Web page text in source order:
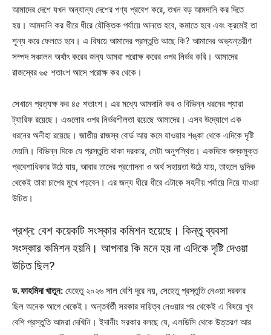
আমাদের দেশে যখন অন্যান্য দেশের পণ্য প্রবেশ করে, তখন বড় আমদানি কর দিতে
হয়। আমদানি কর ধীরে ধীরে যৌক্তিক পর্যায়ে আনতে হবে, কমাতে হবে এবং ক্রমেই তা
শূন্য করে ফেলতে হবে। এ বিষয়ে আমাদের প্রস্তুতি আছে কি? আমাদের অভ্যন্তরীণ
সম্পদ সঞ্চালন অর্থাৎ করের জন্য আমরা পরোক্ষ করের ওপর নির্ভর করি। আমাদের
রাজস্বের ৬৫ শতাংশ আসে পরোক্ষ কর থেকে।
সেখানে প্রত্যক্ষ কর ৪৫ শতাংশ। এর মধ্যে আমদানি কর ও বিভিন্ন ধরনের প্যারা
ট্যারিফ রয়েছে। এগুলোর ওপর নির্ভরশীলতা রয়েছে আমাদের। এসব উদ্যোগে এক
ধরনের অনীহা রয়েছে। জাতীয় রাজস্ব বোর্ড আয় কমে যাওয়ার শঙ্কা থেকে এদিকে দৃষ্টি
দেয়নি। বিভিন্ন দিকে যে প্রস্তুতি থাকা দরকার, সেটা অনুপস্থিত। একদিকে শুল্কমুক্ত
প্রবেশাধিকার উঠে যায়, আবার তাদের প্রণোদনা ও অর্থ সহায়তা উঠে যায়, তাহলে দুদিক
থেকেই তারা চাপের মুখে পড়বেন। এর জন্য ধীরে ধীরে এটাকে সহনীয় পর্যায়ে নিয়ে যাওয়া
উচিত।
প্রশ্ন: বেশ কয়েকটি সংস্কার কমিশন হয়েছে। কিন্তু ব্যবসা
সংস্কার কমিশন হয়নি। আপনার কি মনে হয় না এদিকে দৃষ্টি দেওয়া
উচিত ছিল?
ড. ফাহমিদা খাতুন: যেহেতু ২০২৬ সাল বেশি দূরে নয়, সেহেতু প্রস্তুতি নেওয়া দরকার
ছিল অনেক আগে থেকেই। অন্তর্বর্তী সরকার দায়িত্ব নেওয়ার পর থেকেই এ বিষয়ে খুব
বেশি প্রস্তুতি আমরা দেখিনি। ইদানীং সরকার বলছে যে, এলডিসি থেকে উত্তরণ আর